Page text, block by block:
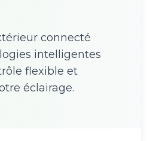
connecté
intelligentes
flexible et
éclairage.